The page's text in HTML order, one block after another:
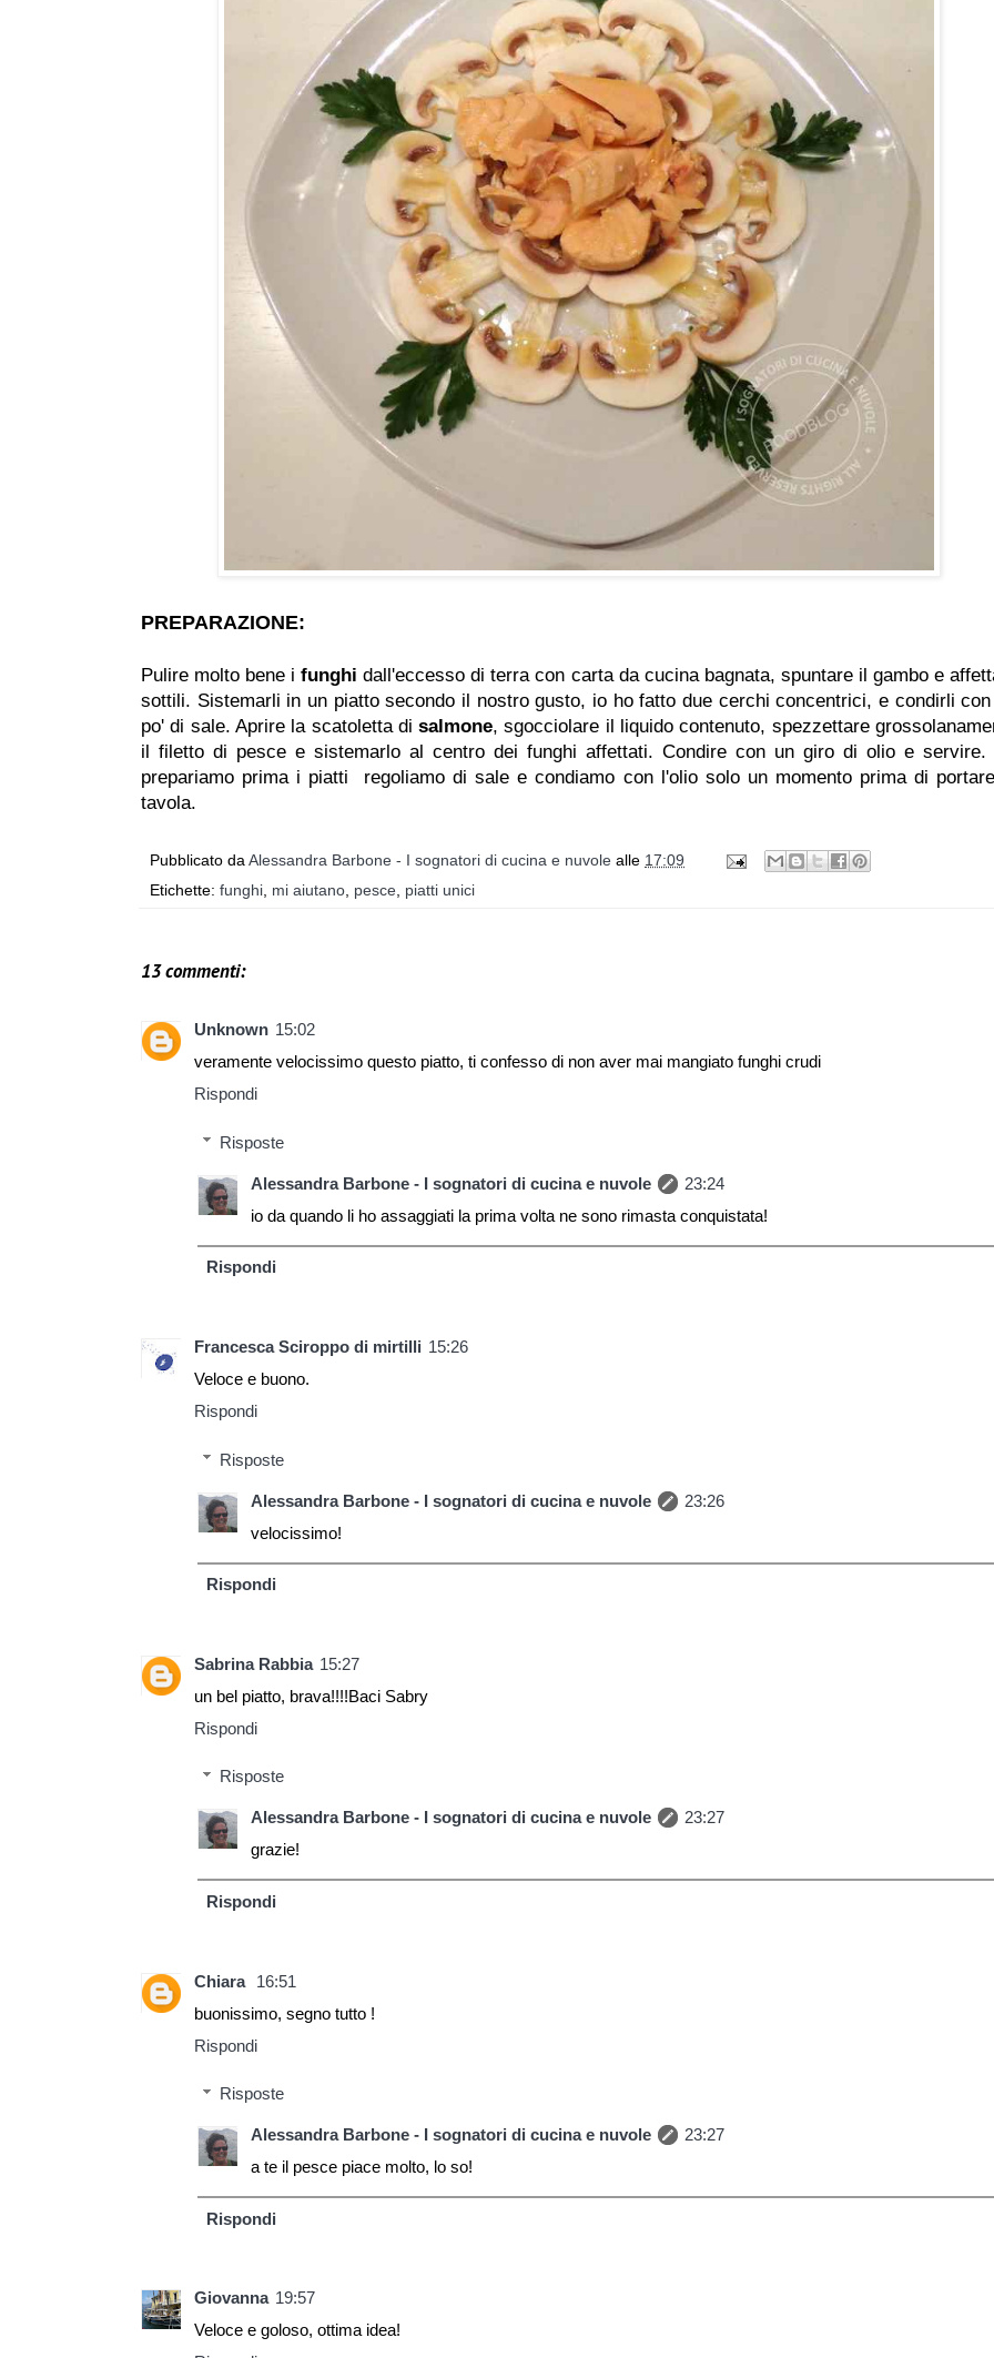
PREPARAZIONE:
Pulire molto bene ifunghi dall'eccesso di terra con carta da cucina bagnata, spuntare il gambo e
sottili. Sistemarli in un piatto secondo il nostro gusto, io ho fatto due cerchi concentrici, e condirli
po' di sale. Aprire la scatoletta disalmone, sgocciolare il liquido contenuto, spezzettare
il filetto di pesce e sistemarlo al centro dei funghi affettati. Condire con un giro di olio e servire.
prepariamo prima i piatti regoliamo di sale e condiamo con l'olio solo un momento prima di
tavola.
Pubblicato da Alessandra Barbone - I sognatori di cucina e nuvole alle 17:09
Etichette: funghi, mi aiutano, pesce, piatti unici
13 commenti:
Unknown 15:02
veramente velocissimo questo piatto, ti confesso di non aver mai mangiato funghi crudi
Rispondi
Risposte
Alessandra Barbone - I sognatori di cucina e nuvole
23:24
io da quando li ho assaggiati la prima volta ne sono rimasta conquistata!
Rispondi
Francesca Sciroppo di mirtilli 15:26
Veloce e buono.
Rispondi
Risposte
Alessandra Barbone - I sognatori di cucina e nuvole
23:26
velocissimo!
Rispondi
Sabrina Rabbia 15:27
un bel piatto, brava!!!!Baci Sabry
Rispondi
Risposte
Alessandra Barbone - I sognatori di cucina e nuvole
23:27
grazie!
Rispondi
Chiara 16:51
buonissimo, segno tutto !
Rispondi
Risposte
Alessandra Barbone - I sognatori di cucina e nuvole
23:27
a te il pesce piace molto, lo so!
Rispondi
Giovanna 19:57
Veloce e goloso, ottima idea!